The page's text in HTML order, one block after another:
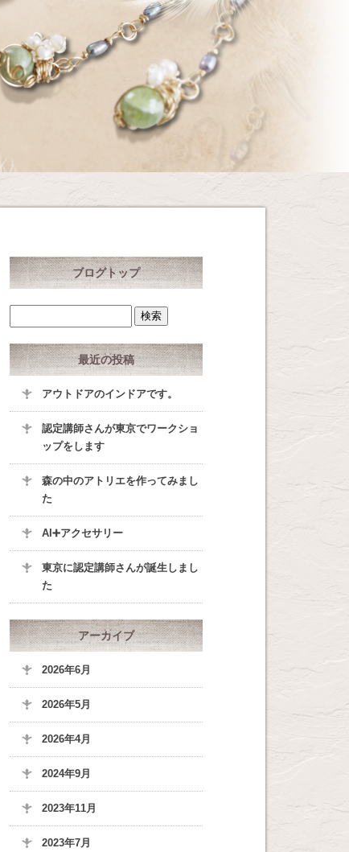
ブログトップ
最近の投稿
アウトドアのインドアです。
認定講師さんが東京でワークショ
ップをします
森の中のアトリエを作ってみまし
た
AI➕アクセサリー
東京に認定講師さんが誕生しまし
た
アーカイブ
2026年6月
2026年5月
2026年4月
2024年9月
2023年11月
2023年7月